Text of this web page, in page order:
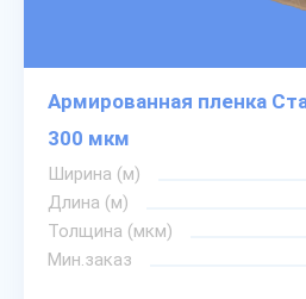
Армированная пленка
300 мкм
Ширина (м)
Длина (м)
Толщина (мкм)
Мин.заказ